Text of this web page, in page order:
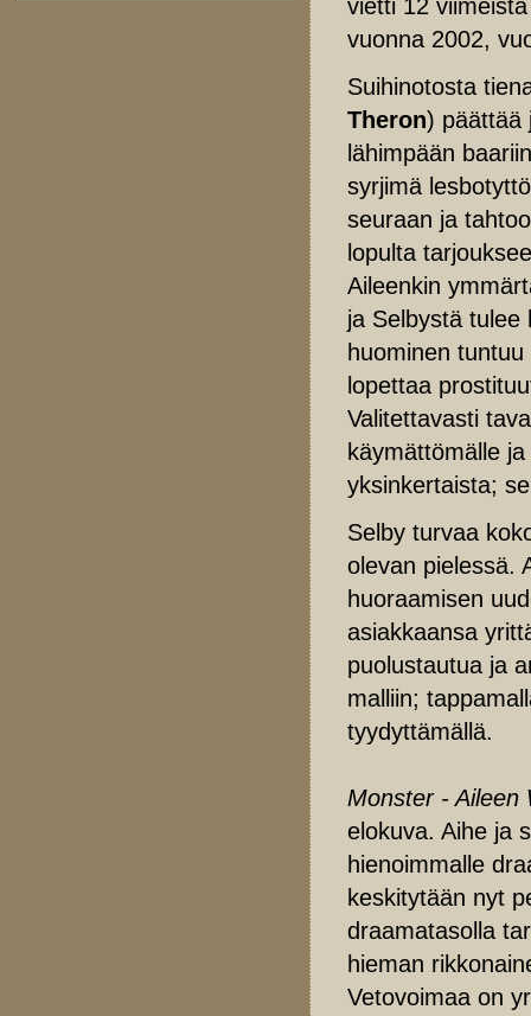
vuonna 2002,
Suihinotosta
Theron) päättää
lähimpään
syrjimä
seuraan ja
lopulta
Aileenkin
ja Selbystä tulee
huominen
lopettaa
Valitettavasti
käymättömälle
yksinkertaista;
Selby turvaa
olevan pielessä.
huoraamisen
asiakkaansa
puolustautua ja
malliin;
tyydyttämällä.
Monster - Aileen
elokuva. Aihe ja
hienoimmalle
keskitytään nyt
draamatasolla
hieman
Vetovoimaa on